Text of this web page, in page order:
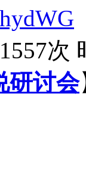
次
研讨会